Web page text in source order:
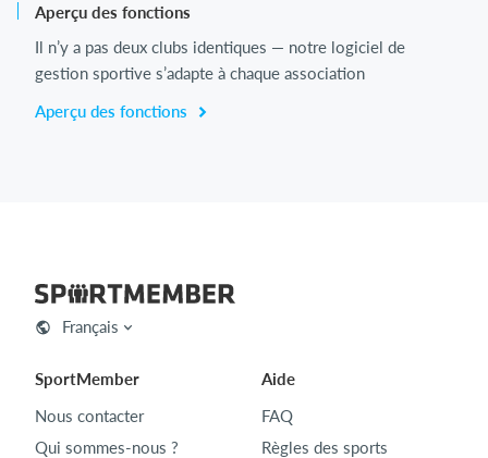
Aperçu des fonctions
Il n’y a pas deux clubs identiques — notre logiciel de
gestion sportive s’adapte à chaque association
Aperçu des fonctions
Français
SportMember
Nous contacter
Qui sommes-nous ?
Aide
FAQ
Règles des sports